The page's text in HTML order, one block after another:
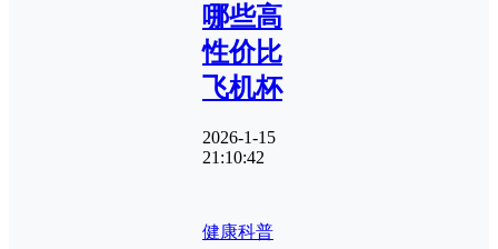
哪些高
性价比
飞机杯
2026-1-15
21:10:42
健康科普